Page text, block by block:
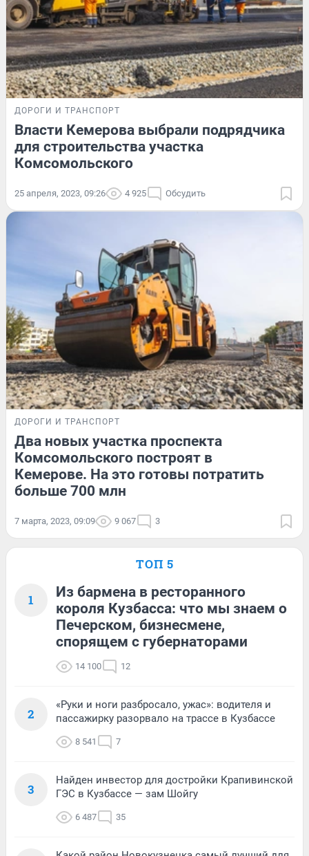
ДОРОГИ И ТРАНСПОРТ
Власти Кемерова выбрали подрядчика
для строительства участка
Комсомольского
25 апреля, 2023, 09:26 4 925 Обсудить
ДОРОГИ И ТРАНСПОРТ
Два новых участка проспекта
Комсомольского построят в
Кемерове. На это готовы потратить
больше 700 млн
7 марта, 2023, 09:09 9 067 3
ТОП 5
1
Из бармена в ресторанного
короля Кузбасса: что мы знаем о
Печерском, бизнесмене,
спорящем с губернаторами
14 100 12
2
«Руки и ноги разбросало, ужас»: водителя и
пассажирку разорвало на трассе в Кузбассе
8 541 7
3
Найден инвестор для достройки Крапивинской
ГЭС в Кузбассе — зам Шойгу
6 487 35